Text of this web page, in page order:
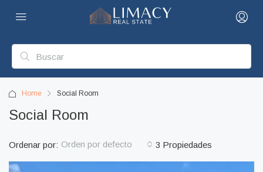
Home Social Room
Social Room
3 Propiedades
Ordenar por: Orden por defecto